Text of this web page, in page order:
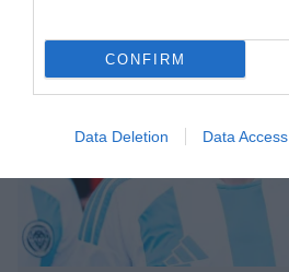
CONFIRM
Data Deletion Data Access